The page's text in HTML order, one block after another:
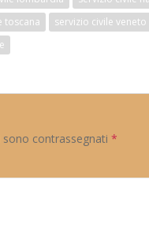
toscana
servizio civile veneto
contrassegnati *